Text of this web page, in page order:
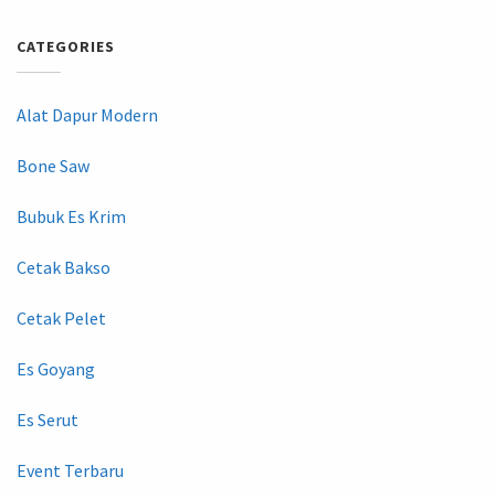
CATEGORIES
Alat Dapur Modern
Bone Saw
Bubuk Es Krim
Cetak Bakso
Cetak Pelet
Es Goyang
Es Serut
Event Terbaru